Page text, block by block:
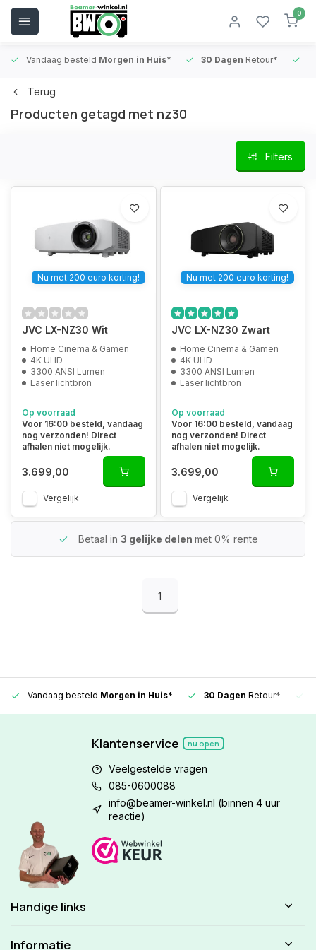
0
Vandaag besteld Morgen in Huis* 30 Dagen Retour*
Terug
Producten getagd met nz30
Filters
Nu met 200 euro korting!
JVC LX-NZ30 Wit
Home Cinema & Gamen
4K UHD
3300 ANSI Lumen
Laser lichtbron
Op voorraad
Voor 16:00 besteld, vandaag
nog verzonden! Direct
afhalen niet mogelijk.
3.699,00
Vergelijk
Nu met 200 euro korting!
JVC LX-NZ30 Zwart
Home Cinema & Gamen
4K UHD
3300 ANSI Lumen
Laser lichtbron
Op voorraad
Voor 16:00 besteld, vandaag
nog verzonden! Direct
afhalen niet mogelijk.
3.699,00
Vergelijk
Betaal in 3 gelijke delen met 0% rente
1
Vandaag besteld Morgen in Huis* 30 Dagen Retour*
Klantenservice nu open
Veelgestelde vragen
085-0600088
info@beamer-winkel.nl (binnen 4 uur
reactie)
Handige links
Informatie